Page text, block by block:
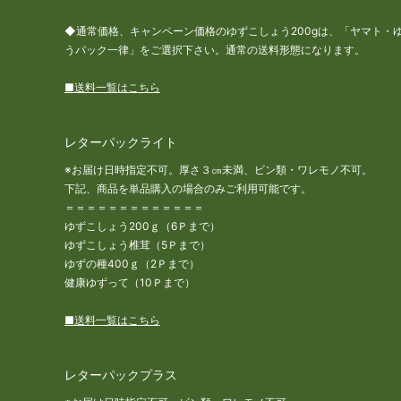
◆通常価格、キャンペーン価格のゆずこしょう200gは、「ヤマト・
うパック一律」をご選択下さい。通常の送料形態になります。
■送料一覧はこちら
レターパックライト
※お届け日時指定不可。厚さ３㎝未満、ビン類・ワレモノ不可。
下記、商品を単品購入の場合のみご利用可能です。
＝＝＝＝＝＝＝＝＝＝＝＝＝
ゆずこしょう200ｇ（6Ｐまで）
ゆずこしょう椎茸（5Ｐまで）
ゆずの種400ｇ（2Ｐまで）
健康ゆずって（10Ｐまで）
■送料一覧はこちら
レターパックプラス